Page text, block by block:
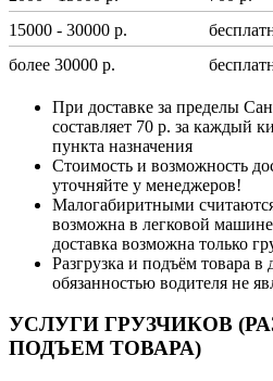
15000 - 30000 р.
более 30000 р.
При доставке за пределы
составляет 70 р. за каждый
пункта назначения
Стоимость и возможность
уточняйте у менеджеров!
Малогабиритными
возможна в легковой
доставка возможна только
Разгрузка и подъём товара в
обязанностью водителя не
УСЛУГИ ГРУЗЧИКОВ
ПОДЪЕМ ТОВАРА)